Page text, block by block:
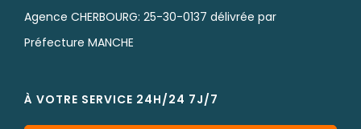
Agence CHERBOURG: 25-30-0137 délivrée par
Préfecture MANCHE
À VOTRE SERVICE 24H/24 7J/7